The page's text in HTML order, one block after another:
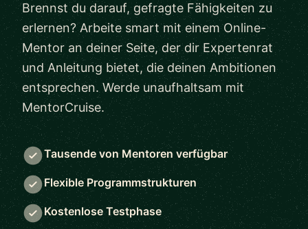
Brennst du darauf, gefragte Fähigkeiten zu
erlernen? Arbeite smart mit einem Online-
Mentor an deiner Seite, der dir Expertenrat
und Anleitung bietet, die deinen Ambitionen
entsprechen. Werde unaufhaltsam mit
MentorCruise.
Tausende von Mentoren verfügbar
Flexible Programmstrukturen
Kostenlose Testphase